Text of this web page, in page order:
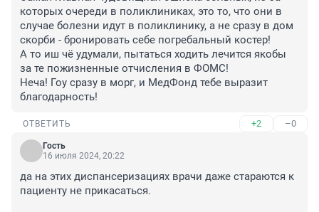
которых очереди в поликлиниках, это то, что они в
случае болезни идут в поликлинику, а не сразу в дом
скорби - бронировать себе погребальный костер!
А то иш чё удумали, пытаться ходить лечится якобы
за те пожизненные отчисления в ФОМС!
Неча! Гоу сразу в морг, и МедФонд тебе выразит
благодарность!
ОТВЕТИТЬ +2 –0
Гость
16 июля 2024, 20:22
да на этих диспансеризациях врачи даже стараются к
пациенту не прикасаться.